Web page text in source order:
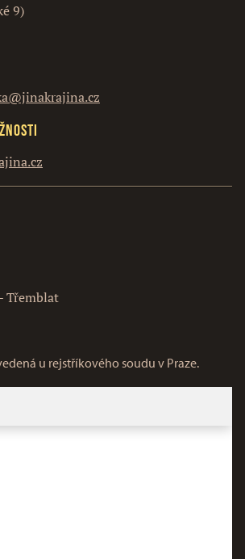
9)
Třemblat
u rejstříkového soudu v Praze.